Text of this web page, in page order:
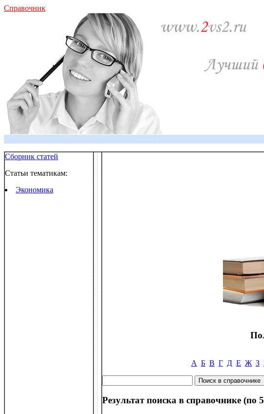
Справочник
Сборник статей
Статьи тематикам:
Экономика
А Б В Г Д Е Ж З
Результат поиска в справочнике (по